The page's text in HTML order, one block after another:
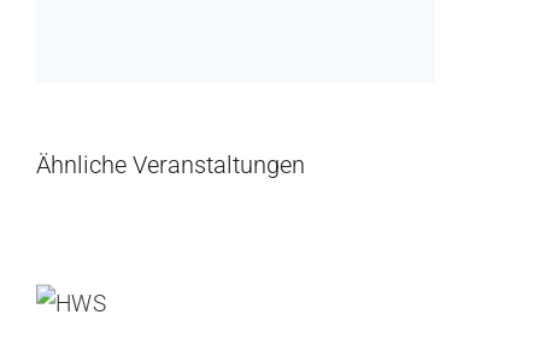
Ähnliche Veranstaltungen